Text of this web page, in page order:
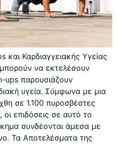
Καρδιαγγειακής Υγείας
να εκτελέσουν
ups παρουσιάζουν
υγεία. Σύμφωνα με μια
σε 1.100 πυροσβέστες
επιδόσεις σε αυτό το
συνδέονται άμεσα με
Τα Αποτελέσματα της